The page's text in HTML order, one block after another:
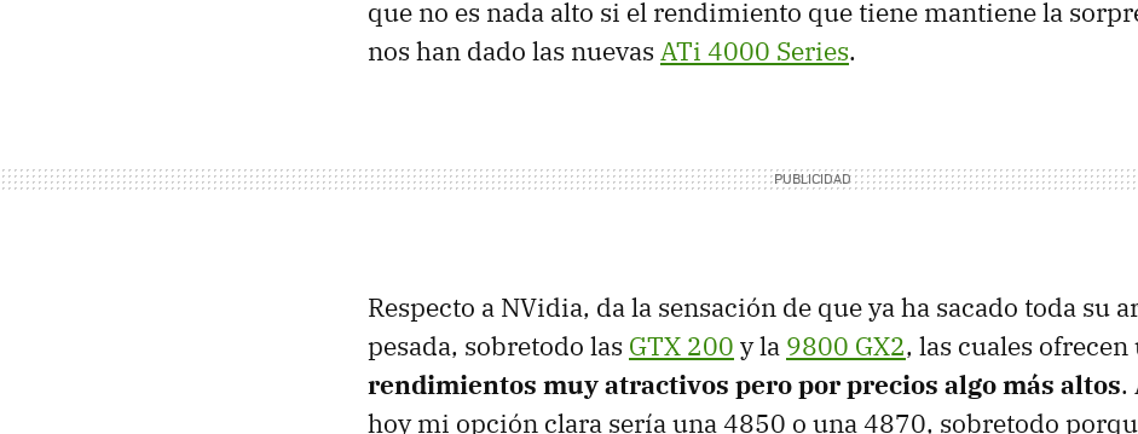
que no es nada alto si el rendimiento que tiene mantiene la
nos han dado las nuevas ATi 4000 Series.
Respecto a NVidia, da la sensación de que ya ha sacado toda su
pesada, sobretodo las GTX 200 y la 9800 GX2, las cuales ofrecen
rendimientos muy atractivos pero por precios algo más altos.
hoy mi opción clara sería una 4850 o una 4870, sobretodo